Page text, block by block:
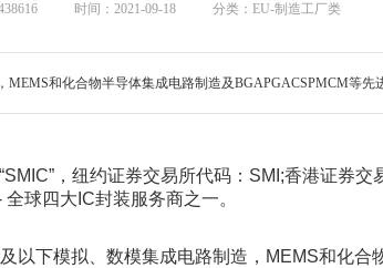
时间：2021-09-18 分类：EU-制造工厂类
和化合物半导体集成电路制造及BGAPGACSPMCM等先
，纽约证券交易所代码：SMI;香港证券交
球四大IC封装服务商之一。
下模拟、数模集成电路制造，MEMS和化合